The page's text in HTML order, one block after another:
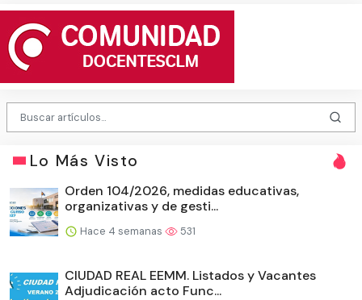
Lo Más Visto
Orden 104/2026, medidas educativas,
organizativas y de gesti...
Hace 4 semanas 531
CIUDAD REAL EEMM. Listados y Vacantes
Adjudicación acto Func...